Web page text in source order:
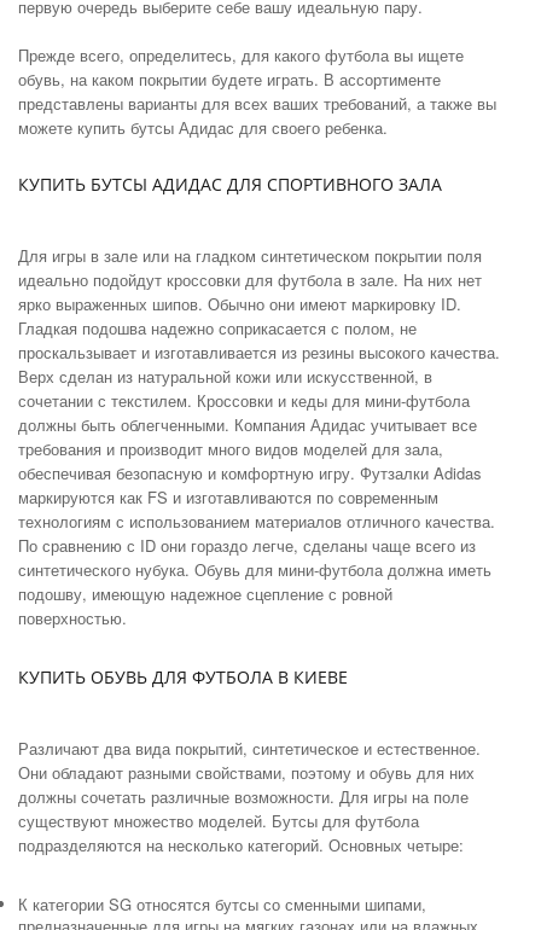
первую очередь выберите себе вашу идеальную пару.
Прежде всего, определитесь, для какого футбола вы ищете
обувь, на каком покрытии будете играть. В ассортименте
представлены варианты для всех ваших требований, а также вы
можете купить бутсы Адидас для своего ребенка.
КУПИТЬ БУТСЫ АДИДАС ДЛЯ СПОРТИВНОГО ЗАЛА
Для игры в зале или на гладком синтетическом покрытии поля
идеально подойдут кроссовки для футбола в зале. На них нет
ярко выраженных шипов. Обычно они имеют маркировку ID.
Гладкая подошва надежно соприкасается с полом, не
проскальзывает и изготавливается из резины высокого качества.
Верх сделан из натуральной кожи или искусственной, в
сочетании с текстилем. Кроссовки и кеды для мини-футбола
должны быть облегченными. Компания Адидас учитывает все
требования и производит много видов моделей для зала,
обеспечивая безопасную и комфортную игру. Футзалки Adidas
маркируются как FS и изготавливаются по современным
технологиям с использованием материалов отличного качества.
По сравнению с ID они гораздо легче, сделаны чаще всего из
синтетического нубука. Обувь для мини-футбола должна иметь
подошву, имеющую надежное сцепление с ровной
поверхностью.
КУПИТЬ ОБУВЬ ДЛЯ ФУТБОЛА В КИЕВЕ
Различают два вида покрытий, синтетическое и естественное.
Они обладают разными свойствами, поэтому и обувь для них
должны сочетать различные возможности. Для игры на поле
существуют множество моделей. Бутсы для футбола
подразделяются на несколько категорий. Основных четыре:
К категории SG относятся бутсы со сменными шипами,